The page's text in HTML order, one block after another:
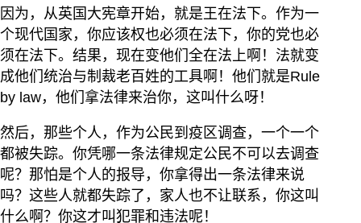
因为，从英国大宪章开始，就是王在法下。作为一
个现代国家，你应该权也必须在法下，你的党也必
须在法下。结果，现在变他们全在法上啊！法就变
成他们统治与制裁老百姓的工具啊！他们就是Rule
by law，他们拿法律来治你，这叫什么呀！
然后，那些个人，作为公民到疫区调查，一个一个
都被失踪。你凭哪一条法律规定公民不可以去调查
呢？那怕是个人的报导，你拿得出一条法律来说
吗？这些人就都失踪了，家人也不让联系，你这叫
什么啊？你这才叫犯罪和违法呢！